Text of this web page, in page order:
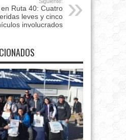
Ruta 40: Cuatro
leves y cinco
involucrados